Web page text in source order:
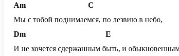
Am
C
Мы с тобой поднимаемся, по лезвию в небо,
Dm
E
И не хочется сдержанным быть, и